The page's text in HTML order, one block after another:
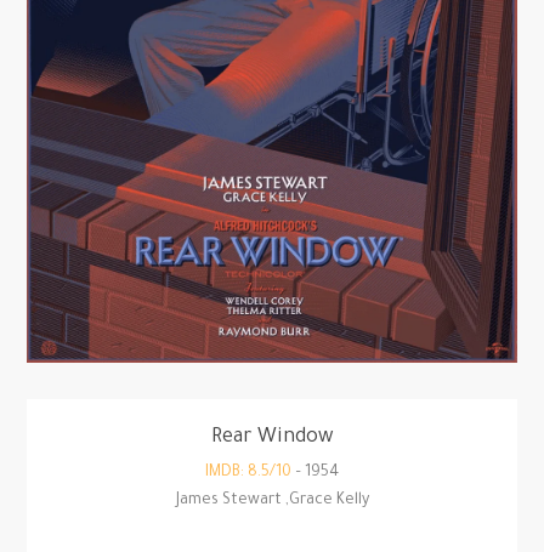
Rear Window
1954 –
IMDB: 8.5/10
James Stewart ,Grace Kelly